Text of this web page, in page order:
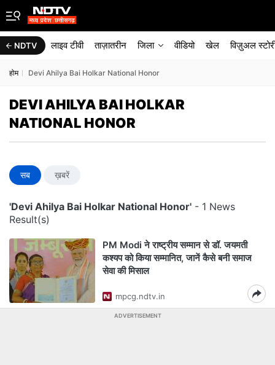
NDTV लाइव टीवी ताज़ातरीन जिला वीडियो खेल विज़ुअल
होम Devi Ahilya Bai Holkar National Honor
DEVI AHILYA BAI HOLKAR
NATIONAL HONOR
सब ख़बरें
'Devi Ahilya Bai Holkar National Honor' - 1 News
Result(s)
PM Modi ने राष्ट्रीय सम्मान से डॉ. जयमती
कश्यप को किया सम्मानित, जानें कैसे बनी समाज
सेवा की मिसाल
mpcg.ndtv.in
ADVERTISEMENT